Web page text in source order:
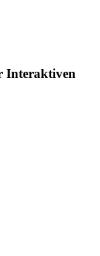
Interaktiven